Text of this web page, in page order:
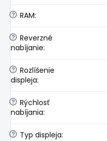
? RAM:
? Reverzné
nabíjanie:
? Rozlíšenie
displeja:
? Rýchlosť
nabíjania:
? Typ displeja: